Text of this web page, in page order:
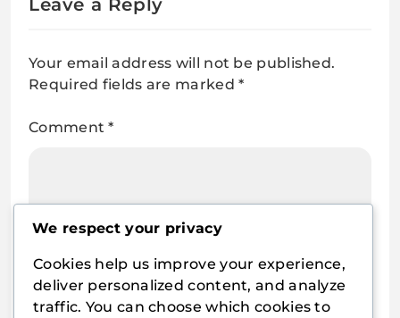
Leave a Reply
Your email address will not be published.
Required fields are marked*
Comment*
We respect your privacy
Cookies help us improve your experience,
deliver personalized content, and analyze
traffic. You can choose which cookies to